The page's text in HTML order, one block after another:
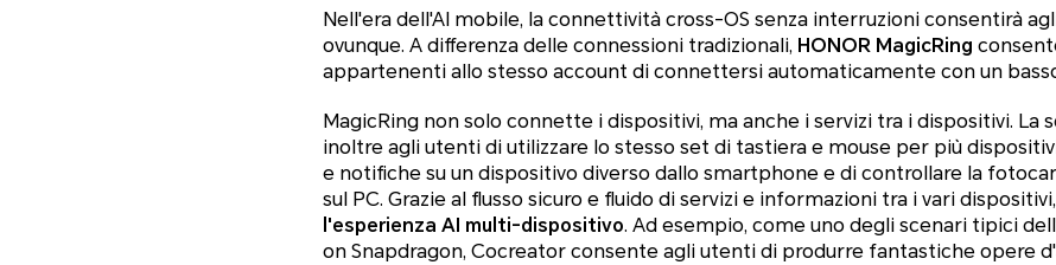
Nell'era dell'AI mobile, la connettività cross-OS senza interruzioni consentirà
ovunque. A differenza delle connessioni tradizionali, HONOR MagicRing
appartenenti allo stesso account di connettersi automaticamente con un
MagicRing non solo connette i dispositivi, ma anche i servizi tra i dispositivi. La
inoltre agli utenti di utilizzare lo stesso set di tastiera e mouse per più
e notifiche su un dispositivo diverso dallo smartphone e di controllare la
sul PC. Grazie al flusso sicuro e fluido di servizi e informazioni tra i vari dispositivi,
l'esperienza AI multi-dispositivo. Ad esempio, come uno degli scenari tipici
on Snapdragon, Cocreator consente agli utenti di produrre fantastiche opere